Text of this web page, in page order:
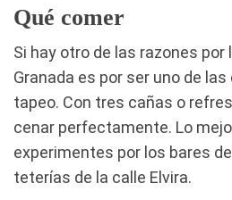
Qué comer
Si hay otro de las razones por
Granada es por ser uno de
tapeo. Con tres cañas o
cenar perfectamente. Lo
experimentes por los bares
teterías de la calle Elvira.